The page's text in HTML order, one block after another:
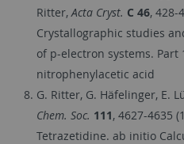
Ritter, Acta Cryst. C 46, 428-
Crystallographic studies
of p-electron systems. Part
nitrophenylacetic acid
G. Ritter, G. Häfelinger, E.
Chem. Soc. 111, 4627-4635
Tetrazetidine. ab initio